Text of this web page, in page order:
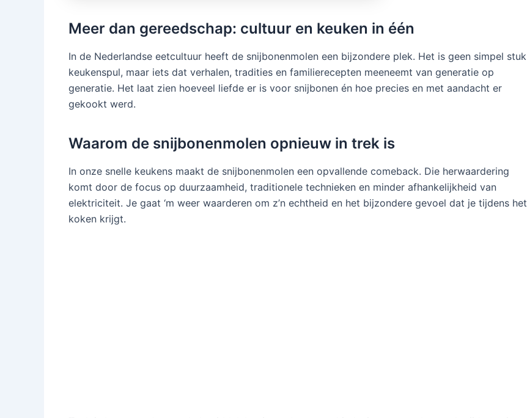
Meer dan gereedschap: cultuur en keuken in één
In de Nederlandse eetcultuur heeft de snijbonenmolen een bijzondere plek. Het is geen simpel stuk
keukenspul, maar iets dat verhalen, tradities en familierecepten meeneemt van generatie op
generatie. Het laat zien hoeveel liefde er is voor snijbonen én hoe precies en met aandacht er
gekookt werd.
Waarom de snijbonenmolen opnieuw in trek is
In onze snelle keukens maakt de snijbonenmolen een opvallende comeback. Die herwaardering
komt door de focus op duurzaamheid, traditionele technieken en minder afhankelijkheid van
elektriciteit. Je gaat ‘m weer waarderen om z’n echtheid en het bijzondere gevoel dat je tijdens het
koken krijgt.